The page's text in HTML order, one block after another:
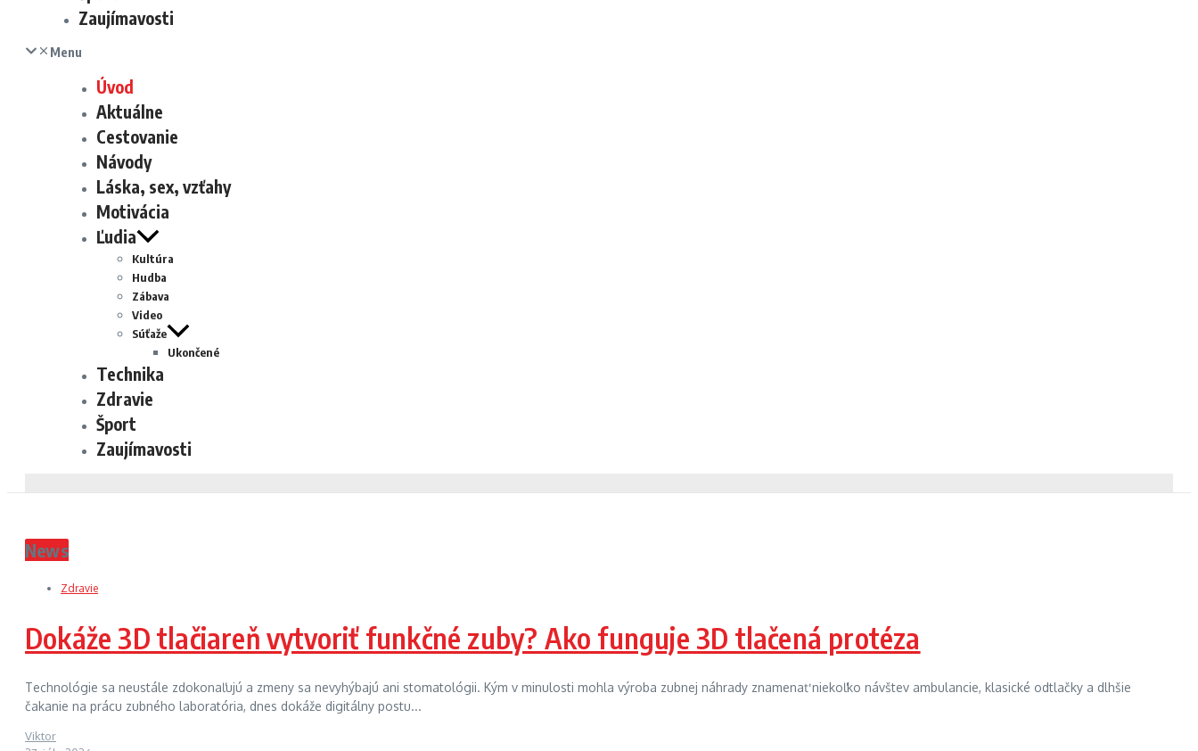
Zaujímavosti
Menu
Úvod
Aktuálne
Cestovanie
Návody
Láska, sex, vzťahy
Motivácia
Ľudia
Kultúra
Hudba
Zábava
Video
Súťaže
Ukončené
Technika
Zdravie
Šport
Zaujímavosti
News
Zdravie
Dokáže 3D tlačiareň vytvoriť funkčné zuby? Ako funguje 3D tlačená protéza
Technológie sa neustále zdokonaľujú a zmeny sa nevyhýbajú ani stomatológii. Kým v minulosti mohla výroba zubnej náhrady znamenať niekoľko návštev ambulancie, klasické odtlačky a dlhšie
čakanie na prácu zubného laboratória, dnes dokáže digitálny postu...
Viktor